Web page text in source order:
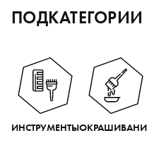
ИНСТРУМЕНТЫ